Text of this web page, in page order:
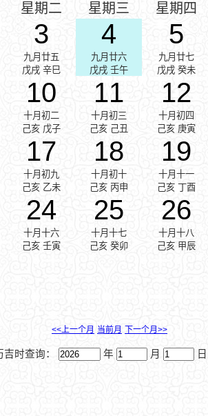
星期二 星期三 星期四
3
九月廿五
戊戌 辛巳
4
九月廿六
戊戌 壬午
5
九月廿七
戊戌 癸未
10
十月初二
己亥 戊子
11
十月初三
己亥 己丑
12
十月初四
己亥 庚寅
17
十月初九
己亥 乙未
18
十月初十
己亥 丙申
19
十月十一
己亥 丁酉
24
十月十六
己亥 壬寅
25
十月十七
己亥 癸卯
26
十月十八
己亥 甲辰
<<上一个月 当前月 下一个月>>
吉时查询： 年 月 日